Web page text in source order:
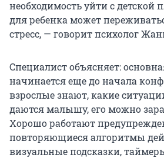
необходимость уйти с детской
для ребенка может
стресс, — говорит психолог
Специалист объясняет:
начинается еще до начала
взрослые знают, какие
даются малышу, его можно
Хорошо работают
повторяющиеся алгоритмы
визуальные подсказки,